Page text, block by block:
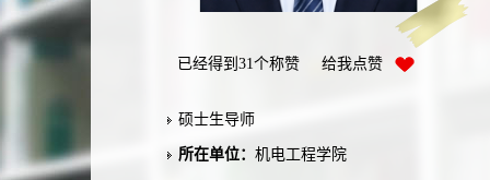
已经得到 31个称赞 给我点赞
硕士生导师
所在单位： 机电工程学院